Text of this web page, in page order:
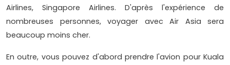
Airlines, Singapore Airlines. D'après l'expérience de
nombreuses personnes, voyager avec Air Asia sera
beaucoup moins cher.
En outre, vous pouvez d'abord prendre l'avion pour Kuala